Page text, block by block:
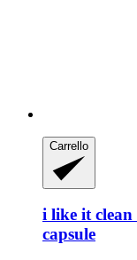
Carrello
i like it clean
capsule